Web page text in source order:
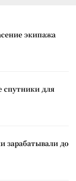
экипажа
спутники для
зарабатывали до